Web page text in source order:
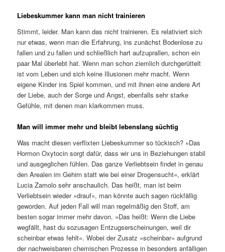
Liebeskummer kann man nicht trainieren
Stimmt, leider. Man kann das nicht trainieren. Es relativiert sich
nur etwas, wenn man die Erfahrung, ins zunächst Bodenlose zu
fallen und zu fallen und schließlich hart aufzuprallen, schon ein
paar Mal überlebt hat. Wenn man schon ziemlich durchgerüttelt
ist vom Leben und sich keine Illusionen mehr macht. Wenn
eigene Kinder ins Spiel kommen, und mit ihnen eine andere Art
der Liebe, auch der Sorge und Angst, ebenfalls sehr starke
Gefühle, mit denen man klarkommen muss.
Man will immer mehr und bleibt lebenslang süchtig
Was macht diesen verflixten Liebeskummer so tückisch? »Das
Hormon Oxytocin sorgt dafür, dass wir uns in Beziehungen stabil
und ausgeglichen fühlen. Das ganze Verliebtsein findet in genau
den Arealen im Gehirn statt wie bei einer Drogensucht«, erklärt
Lucia Zamolo sehr anschaulich. Das heißt, man ist beim
Verliebtsein wieder »drauf«, man könnte auch sagen rückfällig
geworden. Auf jeden Fall will man regelmäßig den Stoff, am
besten sogar immer mehr davon. »Das heißt: Wenn die Liebe
wegfällt, hast du sozusagen Entzugserscheinungen, weil dir
scheinbar etwas fehlt«. Wobei der Zusatz »scheinbar« aufgrund
der nachweisbaren chemischen Prozesse in besonders anfälligen